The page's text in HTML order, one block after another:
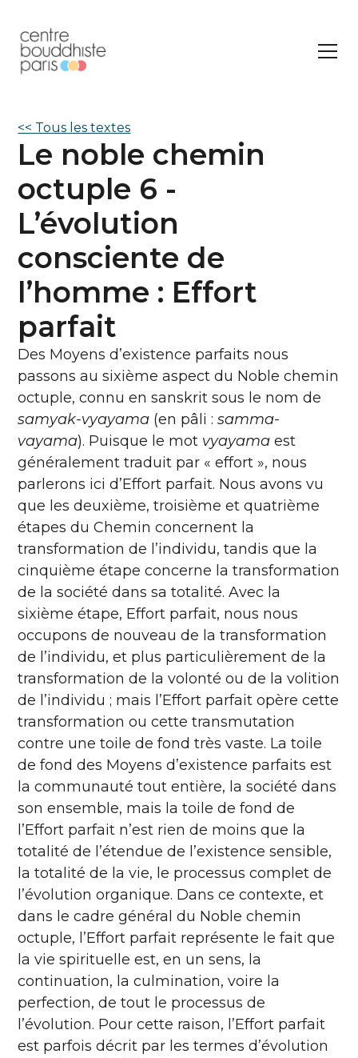
<< Tous les textes
Le noble chemin
octuple 6 -
L’évolution
consciente de
l’homme : Effort
parfait
Des Moyens d’existence parfaits nous
passons au sixième aspect du Noble chemin
octuple, connu en sanskrit sous le nom de
samyak-vyayama (en pâli :samma-
vayama). Puisque le mot vyayama est
généralement traduit par « effort », nous
parlerons ici d’Effort parfait. Nous avons vu
que les deuxième, troisième et quatrième
étapes du Chemin concernent la
transformation de l’individu, tandis que la
cinquième étape concerne la transformation
de la société dans sa totalité. Avec la
sixième étape, Effort parfait, nous nous
occupons de nouveau de la transformation
de l’individu, et plus particulièrement de la
transformation de la volonté ou de la volition
de l’individu ; mais l’Effort parfait opère cette
transformation ou cette transmutation
contre une toile de fond très vaste. La toile
de fond des Moyens d’existence parfaits est
la communauté tout entière, la société dans
son ensemble, mais la toile de fond de
l’Effort parfait n’est rien de moins que la
totalité de l’étendue de l’existence sensible,
la totalité de la vie, le processus complet de
l’évolution organique. Dans ce contexte, et
dans le cadre général du Noble chemin
octuple, l’Effort parfait représente le fait que
la vie spirituelle est, en un sens, la
continuation, la culmination, voire la
perfection, de tout le processus de
l’évolution. Pour cette raison, l’Effort parfait
est parfois décrit par les termes d’évolution